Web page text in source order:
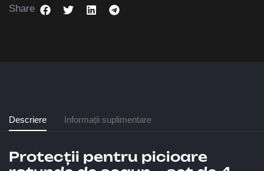
Share
Descriere Informații suplimentare
Protecții pentru picioare